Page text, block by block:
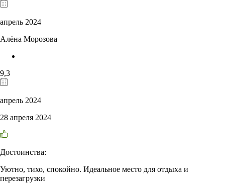
апрель 2024
Алёна Морозова
9,3
апрель 2024
28 апреля 2024
Достоинства:
Уютно, тихо, спокойно. Идеальное место для отдыха и
перезагрузки